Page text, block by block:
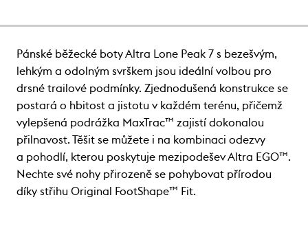
Pánské běžecké boty Altra Lone Peak 7 s bezešvým,
lehkým a odolným svrškem jsou ideální volbou pro
drsné trailové podmínky. Zjednodušená konstrukce se
postará o hbitost a jistotu v každém terénu, přičemž
vylepšená podrážka MaxTrac™ zajistí dokonalou
přilnavost. Těšit se můžete i na kombinaci odezvy
a pohodlí, kterou poskytuje mezipodešev Altra EGO™.
Nechte své nohy přirozeně se pohybovat přírodou
díky střihu Original FootShape™ Fit.